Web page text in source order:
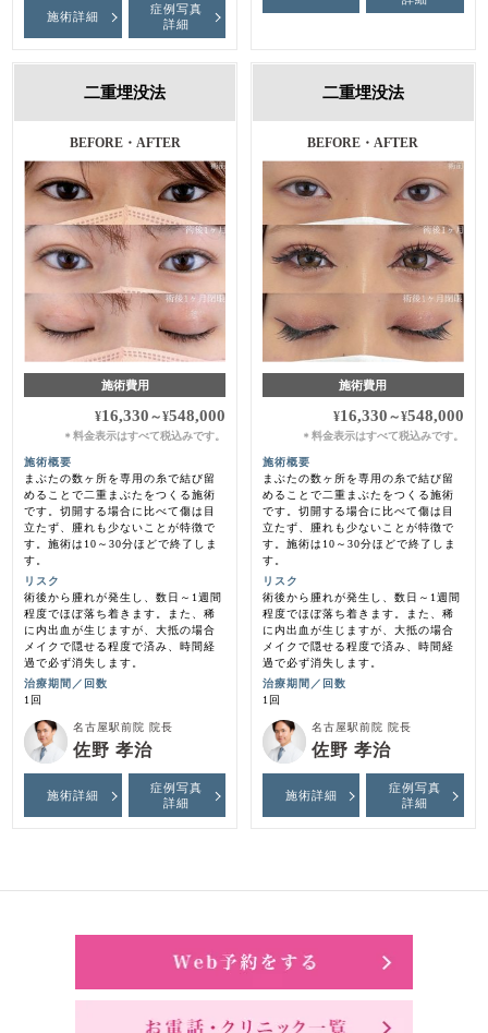
施術詳細
症例写真
詳細
二重埋没法
BEFORE・AFTER
施術費用
¥16,330 ～¥548,000
＊料金表示はすべて税込みです。
施術概要
まぶたの数ヶ所を専用の糸で結び留
めることで二重まぶたをつくる施術
です。切開する場合に比べて傷は目
立たず、腫れも少ないことが特徴で
す。施術は10～30分ほどで終了しま
す。
リスク
術後から腫れが発生し、数日～1週間
程度でほぼ落ち着きます。また、稀
に内出血が生じますが、大抵の場合
メイクで隠せる程度で済み、時間経
過で必ず消失します。
治療期間／回数
1回
名古屋駅前院 院長
佐野 孝治
施術詳細
症例写真
詳細
二重埋没法
BEFORE・AFTER
施術費用
¥16,330 ～¥548,000
＊ 料金表示はすべて税込みです。
施術概要
まぶたの数ヶ所を専用の糸で結び留
めることで二重まぶたをつくる施術
です。切開する場合に比べて傷は目
立たず、腫れも少ないことが特徴で
す。施術は10～30分ほどで終了しま
す。
リスク
術後から腫れが発生し、数日～1週間
程度でほぼ落ち着きます。また、稀
に内出血が生じますが、大抵の場合
メイクで隠せる程度で済み、時間経
過で必ず消失します。
治療期間／回数
1回
名古屋駅前院 院長
佐野 孝治
施術詳細
症例写真
詳細